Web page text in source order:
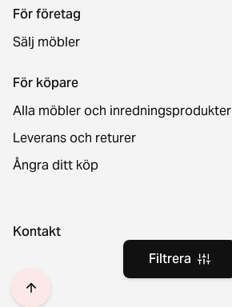
Filtrera
För företag
Sälj möbler
För köpare
Alla möbler och inredningsprodukter
Leverans och returer
Ångra ditt köp
Kontakt